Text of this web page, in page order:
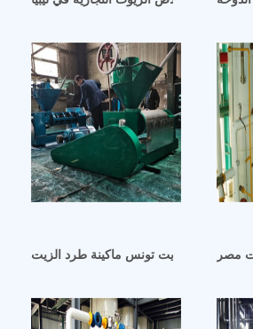
ماكينة طرد الزيت تونس ماكينة طرد الزيت
مصر